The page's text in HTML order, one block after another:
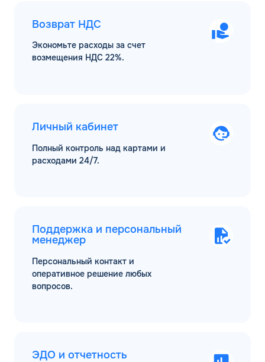
Возврат НДС
Экономьте расходы за счет
возмещения НДС 22%.
Личный кабинет
Полный контроль над картами и
расходами 24/7.
Поддержка и персональный
менеджер
Персональный контакт и
оперативное решение любых
вопросов.
ЭДО и отчетность